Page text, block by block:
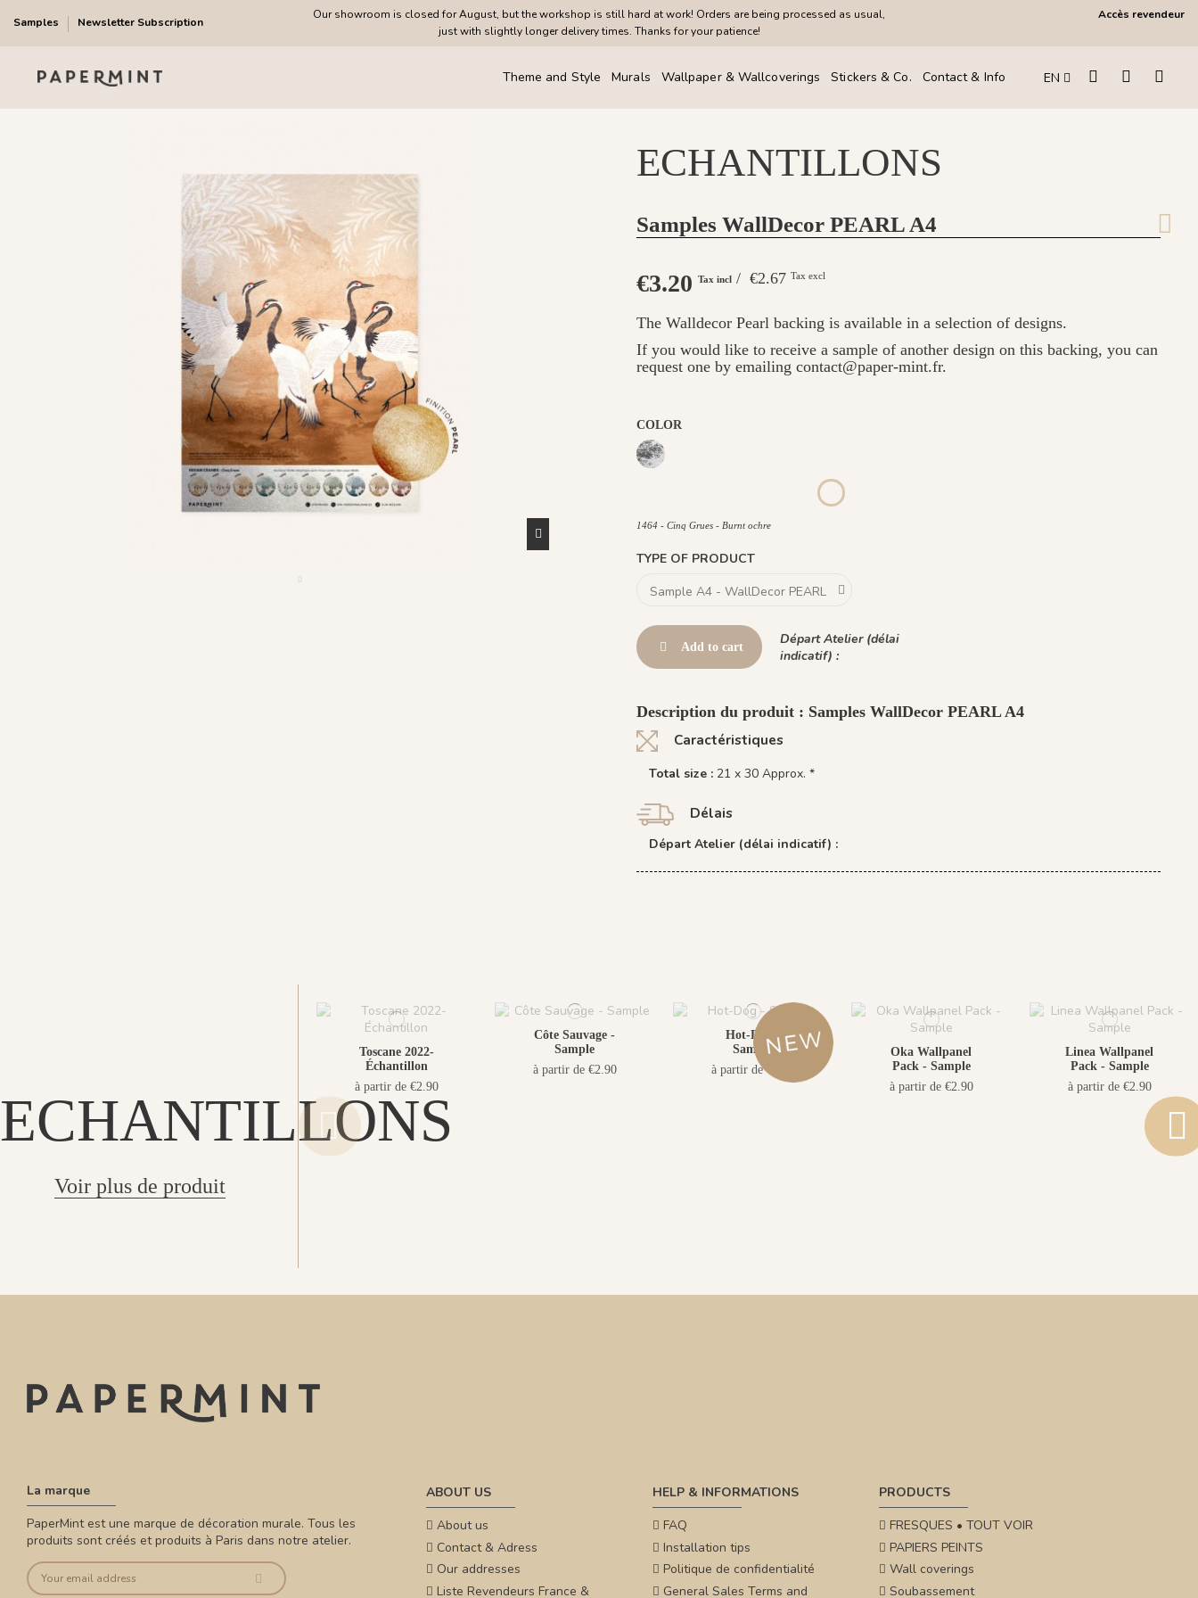
Samples Newsletter Subscription
Our showroom is closed for August, but the workshop is still hard at work! Orders are being processed as usual,
just with slightly longer delivery times. Thanks for your patience!
Accès revendeur
Theme and Style Murals Wallpaper & Wallcoverings Stickers & Co. Contact & Info EN
ECHANTILLONS
Samples WallDecor PEARL A4
€3.20 Tax incl / €2.67 Tax excl
The Walldecor Pearl backing is available in a selection of designs.
If you would like to receive a sample of another design on this backing, you can
request one by emailing contact@paper-mint.fr.
COLOR
926 Grisaille
1438 Plume Ivoire - Ocre Macchiato
1448 Saddle Mocca
1443 Grigio Cenere
1444 Marrone Mandorla
1464 - Cinq Grues - Burnt ochre
1464 - Cinq Grues - Burnt ochre
TYPE OF PRODUCT
Add to cart
Départ Atelier (délai
indicatif) :
Description du produit : Samples WallDecor PEARL A4
Caractéristiques
Total size : 21 x 30 Approx. *
Délais
Départ Atelier (délai indicatif) :
ECHANTILLONS
Voir plus de produit
Toscane 2022-
Échantillon
à partir de €2.90
Côte Sauvage -
Sample
à partir de €2.90
Hot-Dog -
Sample
à partir de €2.90
Oka Wallpanel
Pack - Sample
à partir de €2.90
Linea Wallpanel
Pack - Sample
à partir de €2.90
La marque
PaperMint est une marque de décoration murale. Tous les
produits sont créés et produits à Paris dans notre atelier.
ABOUT US
About us
Contact & Adress
Our addresses
Liste Revendeurs France &
HELP & INFORMATIONS
FAQ
Installation tips
Politique de confidentialité
General Sales Terms and
PRODUCTS
FRESQUES • TOUT VOIR
PAPIERS PEINTS
Wall coverings
Soubassement